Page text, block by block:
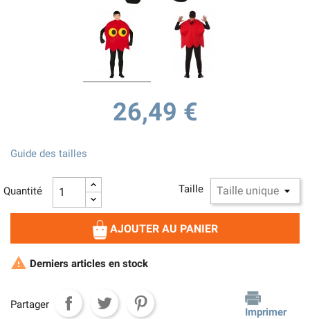
26,49 €
Taille
Guide des tailles
Quantité
AJOUTER AU PANIER
 Derniers articles en stock
Partager
Imprimer